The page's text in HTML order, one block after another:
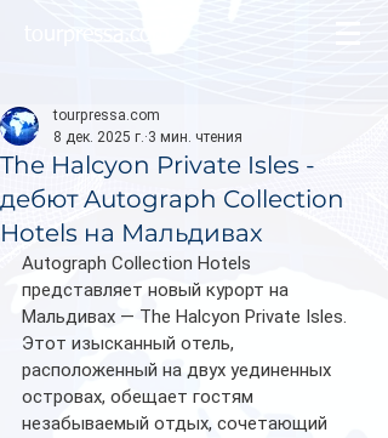
The Halcyon Private Isles -
дебют Autograph Collection
Hotels на Мальдивах
tourpressa.com
8 дек. 2025 г. 3 мин. чтения
Autograph Collection Hotels
представляет новый курорт на
Мальдивах — The Halcyon Private Isles.
Этот изысканный отель,
расположенный на двух уединенных
островах, обещает гостям
незабываемый отдых, сочетающий